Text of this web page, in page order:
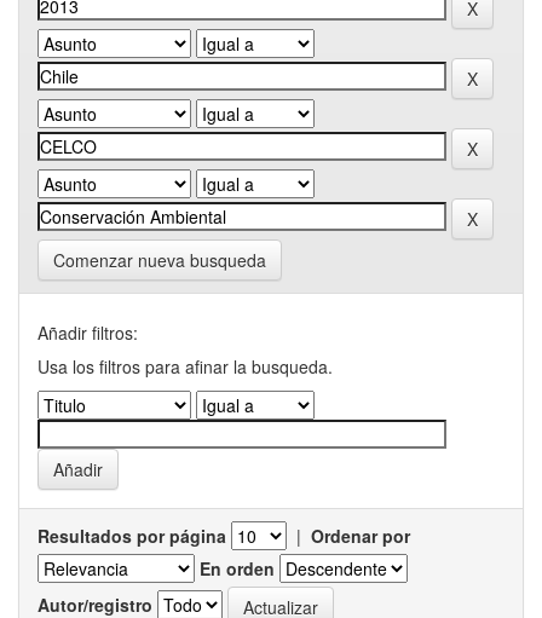
Comenzar nueva busqueda
Añadir filtros:
Usa los filtros para afinar la busqueda.
Resultados por página | Ordenar por
En orden
Autor/registro